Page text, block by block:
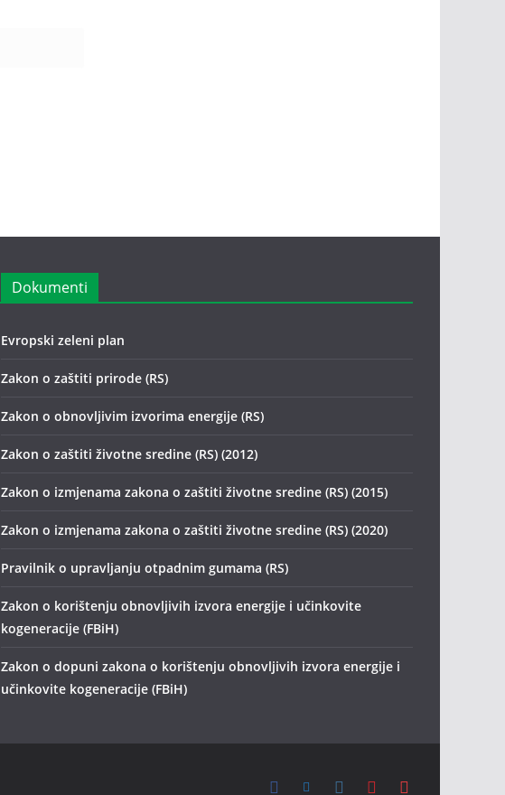
Dokumenti
Evropski zeleni plan
Zakon o zaštiti prirode (RS)
Zakon o obnovljivim izvorima energije (RS)
Zakon o zaštiti životne sredine (RS) (2012)
Zakon o izmjenama zakona o zaštiti životne sredine (RS) (2015)
Zakon o izmjenama zakona o zaštiti životne sredine (RS) (2020)
Pravilnik o upravljanju otpadnim gumama (RS)
Zakon o korištenju obnovljivih izvora energije i učinkovite
kogeneracije (FBiH)
Zakon o dopuni zakona o korištenju obnovljivih izvora energije i
učinkovite kogeneracije (FBiH)